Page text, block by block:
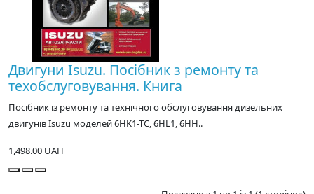
Двигуни Isuzu. Посібник з ремонту та
техобслуговування. Книга
Посібник із ремонту та технічного обслуговування дизельних
двигунів Isuzu моделей 6HK1-TC, 6HL1, 6HH..
1,498.00 UAH